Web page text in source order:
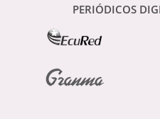
PERIÓDICOS